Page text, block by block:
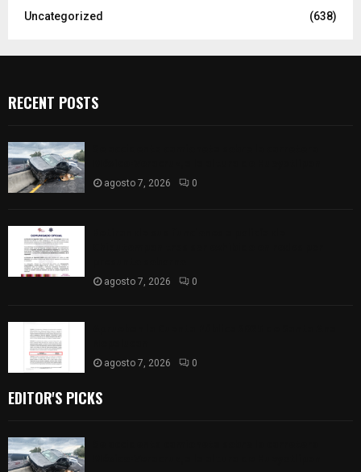
Uncategorized
(638)
RECENT POSTS
agosto 7, 2026 0
agosto 7, 2026 0
agosto 7, 2026 0
EDITOR'S PICKS